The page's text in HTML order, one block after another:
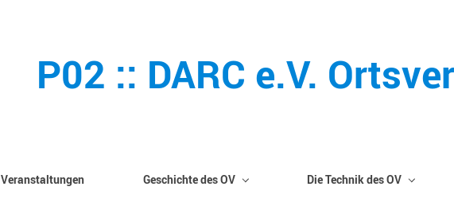
P02 :: DARC e.V.
Veranstaltungen Geschichte des OV Die Technik des OV